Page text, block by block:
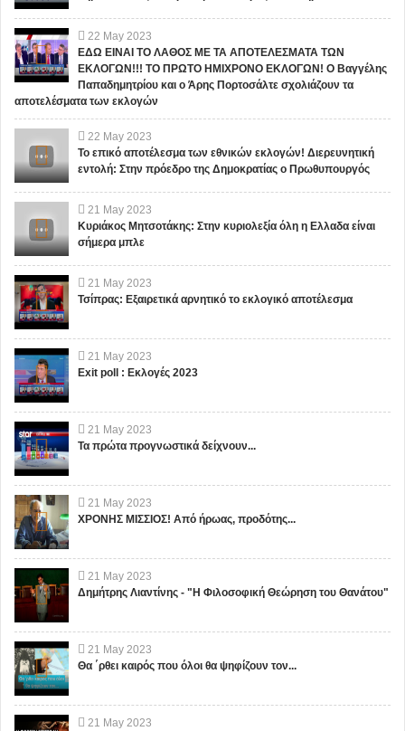
22 May 2023
ΕΔΩ ΕΙΝΑΙ ΤΟ ΛΑΘΟΣ ΜΕ ΤΑ ΑΠΟΤΕΛΕΣΜΑΤΑ ΤΩΝ
ΕΚΛΟΓΩΝ!!! ΤΟ ΠΡΩΤΟ ΗΜΙΧΡΟΝΟ ΕΚΛΟΓΩΝ! Ο Βαγγέλης
Παπαδημητρίου και ο Άρης Πορτοσάλτε σχολιάζουν τα
αποτελέσματα των εκλογών
22 May 2023
Το επικό αποτέλεσμα των εθνικών εκλογών! Διερευνητική
εντολή: Στην πρόεδρο της Δημοκρατίας ο Πρωθυπουργός
21 May 2023
Κυριάκος Μητσοτάκης: Στην κυριολεξία όλη η Ελλαδα είναι
σήμερα μπλε
21 May 2023
Τσίπρας: Εξαιρετικά αρνητικό το εκλογικό αποτέλεσμα
21 May 2023
Exit poll : Εκλογές 2023
21 May 2023
Τα πρώτα προγνωστικά δείχνουν...
21 May 2023
ΧΡΟΝΗΣ ΜΙΣΣΙΟΣ! Από ήρωας, προδότης...
21 May 2023
Δημήτρης Λιαντίνης - "Η Φιλοσοφική Θεώρηση του Θανάτου"
21 May 2023
Θα ΄ρθει καιρός που όλοι θα ψηφίζουν τον...
21 May 2023